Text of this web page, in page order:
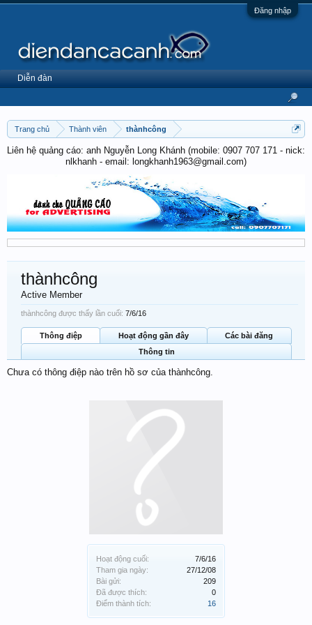
Đăng nhập
Trang chủ Thành viên thànhcông
Liên hệ quảng cáo: anh Nguyễn Long Khánh (mobile: 0907 707 171 - nick:
nlkhanh - email: longkhanh1963@gmail.com)
Hoạt động cuối:
7/6/16
Tham gia ngày:
27/12/08
Bài gửi:
209
Đã được thích:
0
Điểm thành tích:
16
thànhcông
Active Member
thànhcông được thấy lần cuối: 7/6/16
Thông điệp Hoạt động gần đây
Các bài đăng
Thông tin
Chưa có thông điệp nào trên hồ sơ của thànhcông.
Diễn đàn